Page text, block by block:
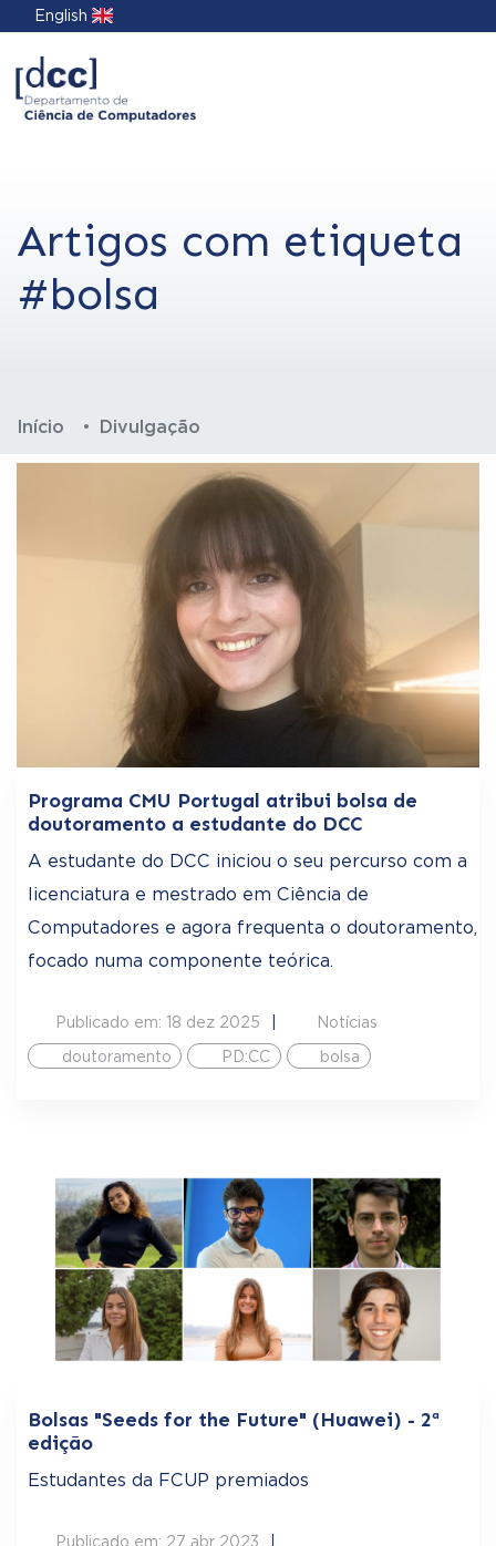
English
Artigos com etiqueta
#bolsa
Início Divulgação
Programa CMU Portugal atribui bolsa de
doutoramento a estudante do DCC
A estudante do DCC iniciou o seu percurso com a
licenciatura e mestrado em Ciência de
Computadores e agora frequenta o doutoramento,
focado numa componente teórica.
Publicado em: 18 dez 2025
Notícias
doutoramento
PD:CC bolsa
Bolsas "Seeds for the Future" (Huawei) - 2ª
edição
Estudantes da FCUP premiados
Publicado em: 27 abr 2023